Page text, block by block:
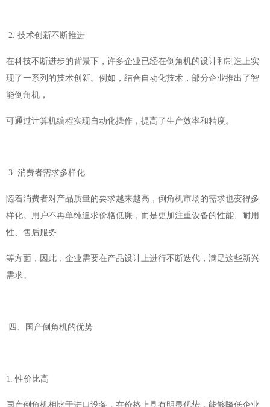
2. 技术创新不断推进
在科技不断进步的背景下，许多企业已经在倒角机的设计和制造上实
现了一系列的技术创新。例如，结合自动化技术，部分企业推出了智
能倒角机，
可通过计算机编程实现自动化操作，提高了生产效率和精度。
3. 消费者需求多样化
随着消费者对产品质量的要求越来越高，倒角机市场的需求也变得多
样化。用户不再单纯追求价格低廉，而是更加注重设备的性能、耐用
性、售后服务
等方面，因此，企业需要在产品设计上进行不断迭代，满足这些新兴
需求。
四、国产倒角机的优势
1. 性价比高
国产倒角机相比于进口设备，在价格上具有明显优势，能够降低企业